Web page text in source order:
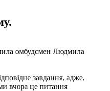
омбудсмен Людмила
завдання, адже,
вчора це питання